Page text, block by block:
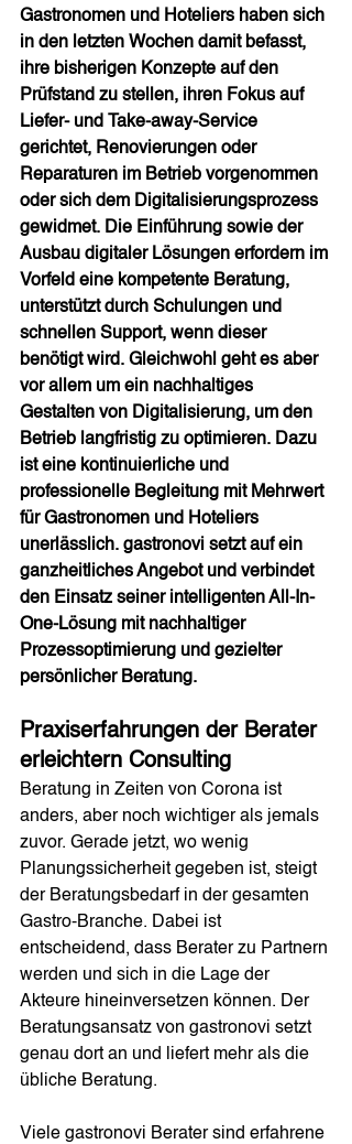
Gastronomen und Hoteliers haben sich
in den letzten Wochen damit befasst,
ihre bisherigen Konzepte auf den
Prüfstand zu stellen, ihren Fokus auf
Liefer- und Take-away-Service
gerichtet, Renovierungen oder
Reparaturen im Betrieb vorgenommen
oder sich dem Digitalisierungsprozess
gewidmet. Die Einführung sowie der
Ausbau digitaler Lösungen erfordern im
Vorfeld eine kompetente Beratung,
unterstützt durch Schulungen und
schnellen Support, wenn dieser
benötigt wird. Gleichwohl geht es aber
vor allem um ein nachhaltiges
Gestalten von Digitalisierung, um den
Betrieb langfristig zu optimieren. Dazu
ist eine kontinuierliche und
professionelle Begleitung mit Mehrwert
für Gastronomen und Hoteliers
unerlässlich. gastronovi setzt auf ein
ganzheitliches Angebot und verbindet
den Einsatz seiner intelligenten All-In-
One-Lösung mit nachhaltiger
Prozessoptimierung und gezielter
persönlicher Beratung.
Praxiserfahrungen der Berater
erleichtern Consulting
Beratung in Zeiten von Corona ist
anders, aber noch wichtiger als jemals
zuvor. Gerade jetzt, wo wenig
Planungssicherheit gegeben ist, steigt
der Beratungsbedarf in der gesamten
Gastro-Branche. Dabei ist
entscheidend, dass Berater zu Partnern
werden und sich in die Lage der
Akteure hineinversetzen können. Der
Beratungsansatz von gastronovi setzt
genau dort an und liefert mehr als die
übliche Beratung.
Viele gastronovi Berater sind erfahrene